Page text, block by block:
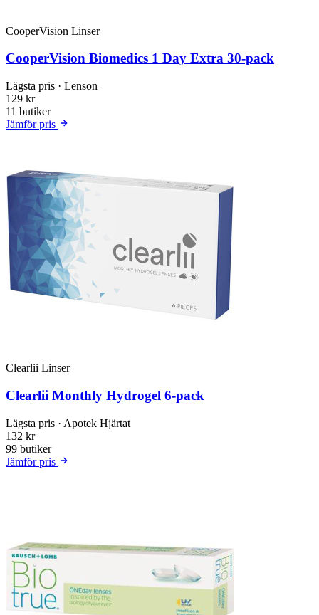
CooperVision Linser
CooperVision Biomedics 1 Day Extra 30-pack
Lägsta pris · Lenson
129 kr
11 butiker
Jämför pris
Clearlii Linser
Clearlii Monthly Hydrogel 6-pack
Lägsta pris · Apotek Hjärtat
132 kr
99 butiker
Jämför pris